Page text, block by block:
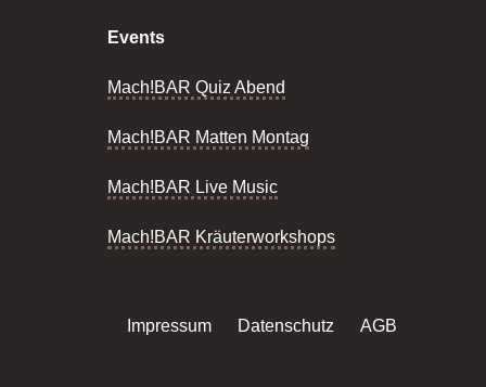
Events
Mach!BAR Quiz Abend
Mach!BAR Matten Montag
Mach!BAR Live Music
Mach!BAR Kräuterworkshops
Impressum Datenschutz AGB